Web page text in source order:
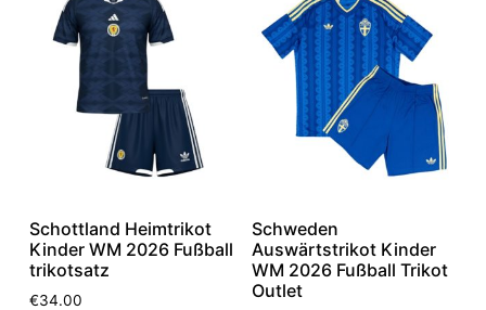
Schottland Heimtrikot
Kinder WM 2026 Fußball
trikotsatz
€34.00
Schweden
Auswärtstrikot Kinder
WM 2026 Fußball Trikot
Outlet